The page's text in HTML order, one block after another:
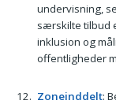
undervisning,
særskilte tilbud
inklusion og
offentligheder
Zoneinddelt: